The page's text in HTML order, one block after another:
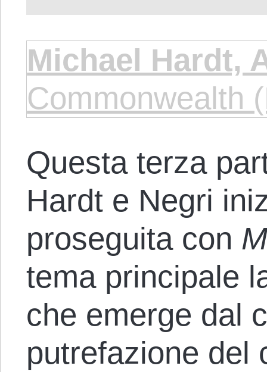
Michael Hardt,
Commonwealth
Questa terza
Hardt e Negri
proseguita con
tema principale
che emerge dal
putrefazione del